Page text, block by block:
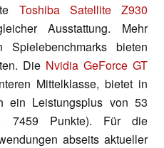
Toshiba Satellite Z930
Ausstattung. Mehr
bieten
Die Nvidia GeForce GT
Mittelklasse, bietet in
ein Leistungsplus von 53
7459 Punkte). Für die
abseits aktueller